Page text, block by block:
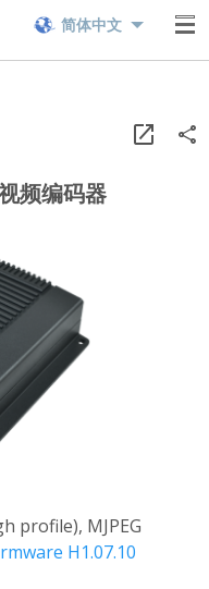
简体中文
频编码器
profile), MJPEG
H1.07.10